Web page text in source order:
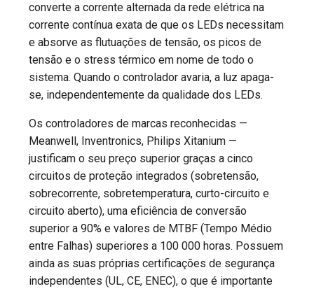
converte a corrente alternada da rede elétrica na
corrente contínua exata de que os LEDs necessitam
e absorve as flutuações de tensão, os picos de
tensão e o stress térmico em nome de todo o
sistema. Quando o controlador avaria, a luz apaga-
se, independentemente da qualidade dos LEDs.
Os controladores de marcas reconhecidas —
Meanwell, Inventronics, Philips Xitanium —
justificam o seu preço superior graças a cinco
circuitos de proteção integrados (sobretensão,
sobrecorrente, sobretemperatura, curto-circuito e
circuito aberto), uma eficiência de conversão
superior a 90% e valores de MTBF (Tempo Médio
entre Falhas) superiores a 100 000 horas. Possuem
ainda as suas próprias certificações de segurança
independentes (UL, CE, ENEC), o que é importante